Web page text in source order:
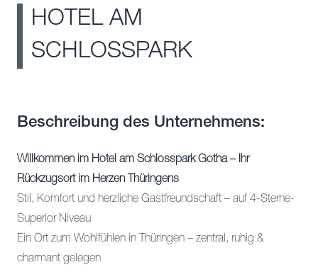
HOTEL AM
SCHLOSSPARK
Beschreibung des Unternehmens:
Willkommen im Hotel am Schlosspark Gotha – Ihr
Rückzugsort im Herzen Thüringens
Stil, Komfort und herzliche Gastfreundschaft – auf 4-Sterne-
Superior Niveau
Ein Ort zum Wohlfühlen in Thüringen – zentral, ruhig &
charmant gelegen